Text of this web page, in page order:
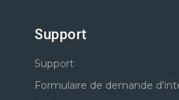
Support
Support
Formulaire de demande